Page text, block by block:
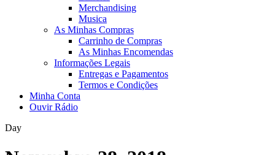
Merchandising
Musica
As Minhas Compras
Carrinho de Compras
As Minhas Encomendas
Informações Legais
Entregas e Pagamentos
Termos e Condições
Minha Conta
Ouvir Rádio
Day